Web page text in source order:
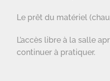
Le prêt du matériel
L’accès libre à la salle
continuer à pratiquer.